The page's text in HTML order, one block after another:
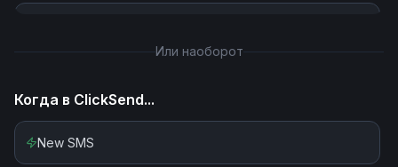
Или наоборот
Когда в ClickSend...
New SMS